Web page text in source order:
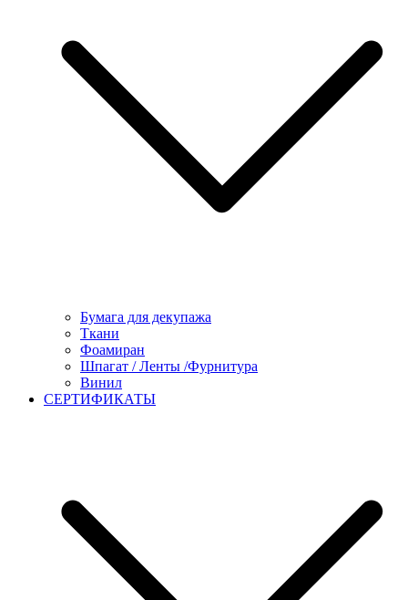
Бумага для декупажа
Ткани
Фоамиран
Шпагат / Ленты /Фурнитура
Винил
СЕРТИФИКАТЫ